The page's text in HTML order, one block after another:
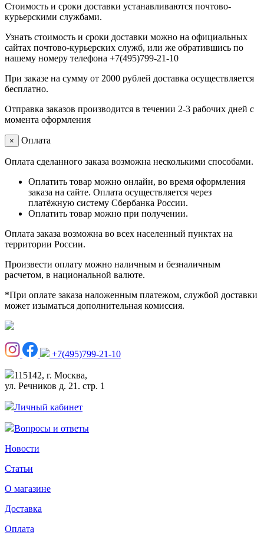
Стоимость и сроки доставки устанавливаются почтово-
курьерскими службами.
Узнать стоимость и сроки доставки можно на официальных
сайтах почтово-курьерских служб, или же обратившись по
нашему номеру телефона +7(495)799-21-10
При заказе на сумму от 2000 рублей доставка осуществляется
бесплатно.
Отправка заказов производится в течении 2-3 рабочих дней с
момента оформления
× Оплата
Оплата сделанного заказа возможна несколькими способами.
Оплатить товар можно онлайн, во время оформления
заказа на сайте. Оплата осуществляется через
платёжную систему Сбербанка России.
Оплатить товар можно при получении.
Оплата заказа возможна во всех населенный пунктах на
территории России.
Произвести оплату можно наличным и безналичным
расчетом, в национальной валюте.
*При оплате заказа наложенным платежом, службой доставки
может изыматься дополнительная комиссия.
+7(495)799-21-10
115142, г. Москва,
ул. Речников д. 21. стр. 1
Личный кабинет
Вопросы и ответы
Новости
Статьи
О магазине
Доставка
Оплата